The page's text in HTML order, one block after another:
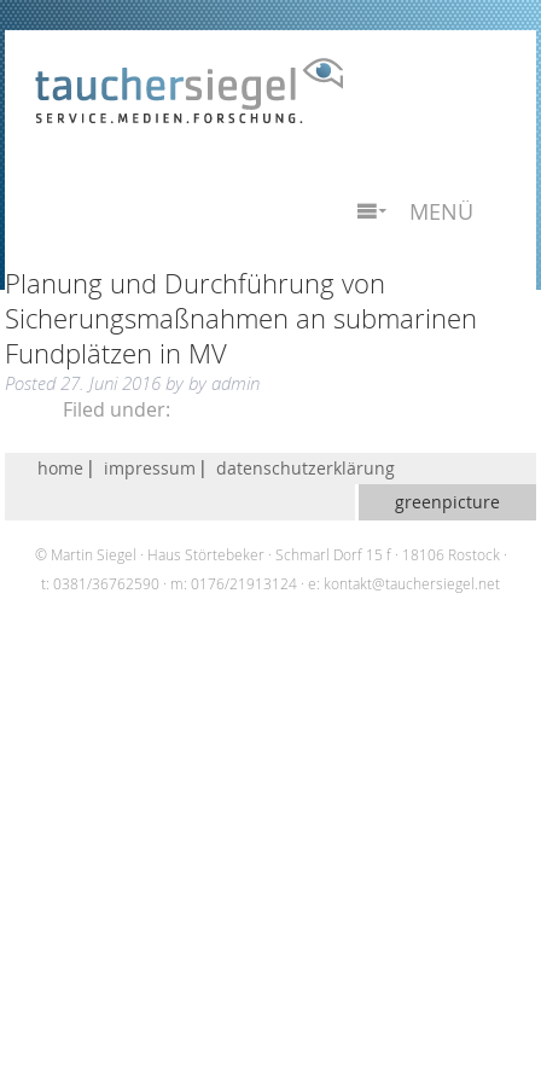
MENÜ
Planung und Durchführung von
Sicherungsmaßnahmen an submarinen
Fundplätzen in MV
Posted27. Juni 2016 byby admin
Filed under:
home impressum
datenschutzerklärung
greenpicture
© Martin Siegel Haus Störtebeker Schmarl Dorf 15 f
18106 Rostock
t: 0381/36762590
m: 0176/21913124 e: kontakt@tauchersiegel.net